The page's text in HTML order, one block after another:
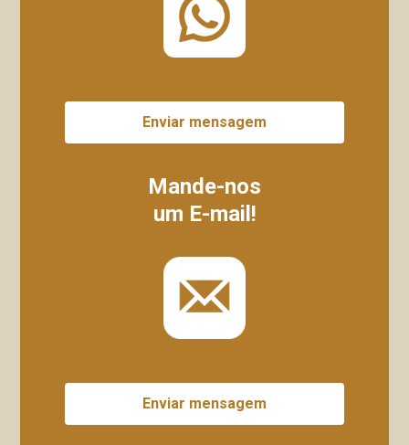
Enviar mensagem
Mande-nos
um E-mail!
Enviar mensagem